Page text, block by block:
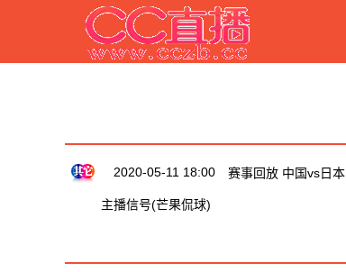
2020-05-11 18:00 赛事回放 中国vs日本
主播信号(芒果侃球)